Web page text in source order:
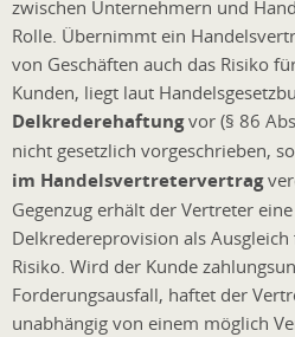
zwischen Unternehmern und
Rolle. Übernimmt ein
von Geschäften auch das Risiko
Kunden, liegt laut
Delkrederehaftungvor (§ 86
nicht gesetzlich vorgeschrieben,
im Handelsvertretervertrag
Gegenzug erhält der Vertreter
Delkredereprovision als
Risiko. Wird der Kunde
Forderungsausfall, haftet der
unabhängig von einem möglich